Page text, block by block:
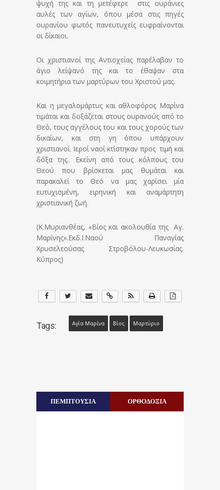
ψυχή της και τη μετέφερε στις ουράνιες
αυλές των αγίων, όπου μέσα στις πηγές
ουρανίου φωτός πανευτυχείς ευφραίνονται
οι δίκαιοι.
Οι χριστιανοί της Αντιοχείας παρέλαβαν το
άγιο λείψανό της και το έθαψαν στα
κοιμητήρια των μαρτύρων του Χριστού μας.
Και η μεγαλομάρτυς και αθλοφόρος Μαρίνα
τιμάται και δοξάζεται στους ουρανούς από το
Θεό, τους αγγέλους του και τους χορούς των
δικαίων, και στη γη όπου υπάρχουν
χριστιανοί. Ιεροί ναοί κτίστηκαν προς τιμή και
δόξα της.. Εκείνη από τους κόλπους του
Θεού που βρίσκεται μας θυμάται και
παρακαλεί το Θεό να μας χαρίσει μία
ευτυχισμένη, ειρηνική και αναμάρτητη
χριστιανική ζωή.
(Κ.Μυριανθέας, «Βίος και ακολουθία της Αγ.
Μαρίνης».Εκδ.Ι.Ναού Παναγίας
Χρυσελεούσας Στροβόλου-Λευκωσίας.
Κύπρος)
Tags: Αγία Μαρίνα Βίος Μαρτύριο
ΠΕΜΠΤΟΥΣΙΑ ΟΡΘΟΔΟΞΙΑ